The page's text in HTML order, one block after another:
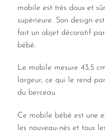
mobile est très doux et
supérieure. Son design
fait un objet décoratif
bébé.
Le mobile mesure 43,5
largeur, ce qui le rend
du berceau.
Ce mobile bébé est une
les nouveau-nés et tous